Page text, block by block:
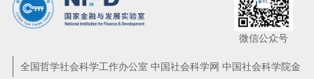
微信公众号
全国哲学社会科学工作办公室 中国社会科学网 中国社会科学院金